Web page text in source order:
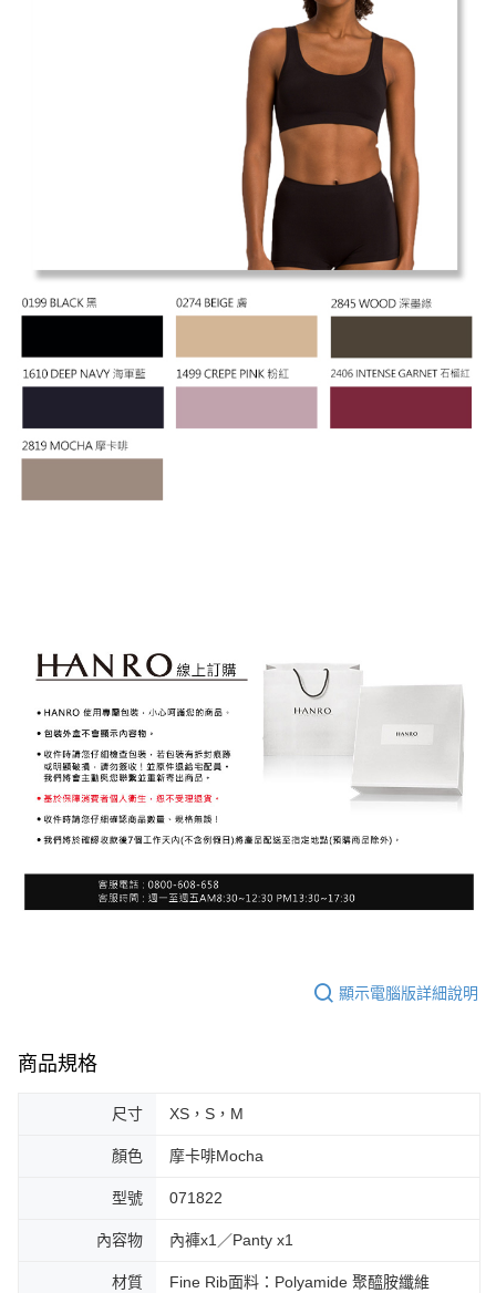
顯示電腦版詳細說明
商品規格
尺寸 XS，S，M
顏色 摩卡啡Mocha
型號 071822
內容物 內褲x1／Panty x1
材質
Fine Rib面料：Polyamide 聚醯胺纖維